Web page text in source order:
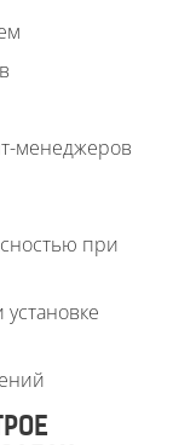
менеджеров
при